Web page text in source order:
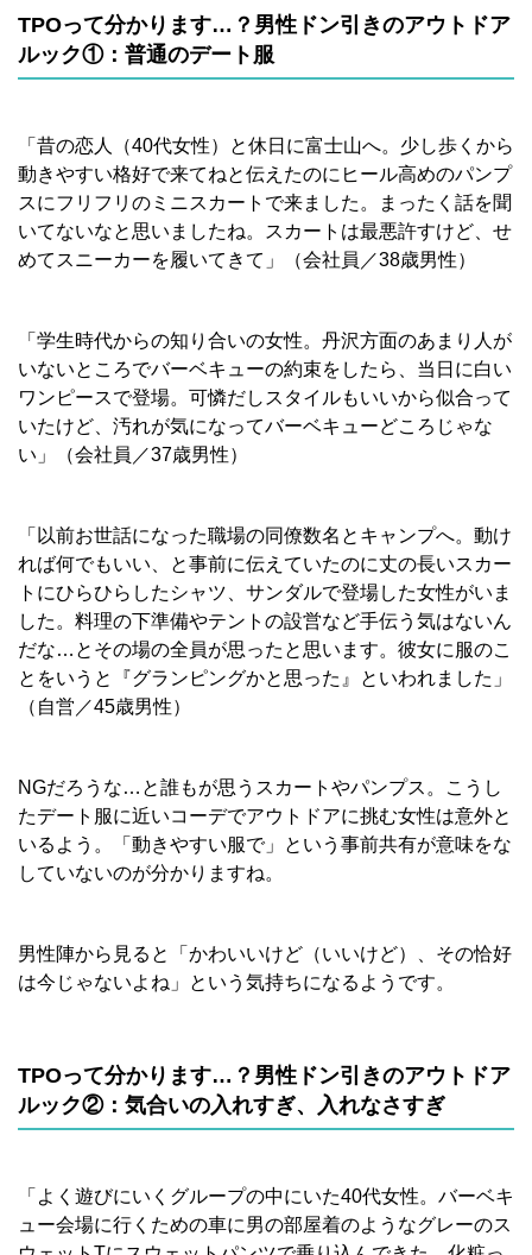
TPOって分かります…？男性ドン引きのアウトドア
ルック①：普通のデート服
「昔の恋人（40代女性）と休日に富士山へ。少し歩くから
動きやすい格好で来てねと伝えたのにヒール高めのパンプ
スにフリフリのミニスカートで来ました。まったく話を聞
いてないなと思いましたね。スカートは最悪許すけど、せ
めてスニーカーを履いてきて」（会社員／38歳男性）
「学生時代からの知り合いの女性。丹沢方面のあまり人が
いないところでバーベキューの約束をしたら、当日に白い
ワンピースで登場。可憐だしスタイルもいいから似合って
いたけど、汚れが気になってバーベキューどころじゃな
い」（会社員／37歳男性）
「以前お世話になった職場の同僚数名とキャンプへ。動け
れば何でもいい、と事前に伝えていたのに丈の長いスカー
トにひらひらしたシャツ、サンダルで登場した女性がいま
した。料理の下準備やテントの設営など手伝う気はないん
だな…とその場の全員が思ったと思います。彼女に服のこ
とをいうと『グランピングかと思った』といわれました」
（自営／45歳男性）
NGだろうな…と誰もが思うスカートやパンプス。こうし
たデート服に近いコーデでアウトドアに挑む女性は意外と
いるよう。「動きやすい服で」という事前共有が意味をな
していないのが分かりますね。
男性陣から見ると「かわいいけど（いいけど）、その恰好
は今じゃないよね」という気持ちになるようです。
TPOって分かります…？男性ドン引きのアウトドア
ルック②：気合いの入れすぎ、入れなさすぎ
「よく遊びにいくグループの中にいた40代女性。バーベキ
ュー会場に行くための車に男の部屋着のようなグレーのス